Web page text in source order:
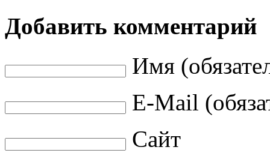
Добавить комментарий
Имя
E-Mail
Сайт